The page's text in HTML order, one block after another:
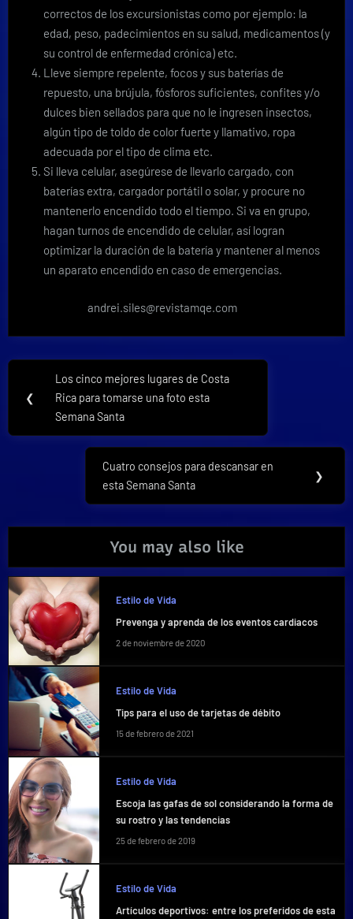
correctos de los excursionistas como por ejemplo: la
edad, peso, padecimientos en su salud, medicamentos (y
su control de enfermedad crónica) etc.
Lleve siempre repelente, focos y sus baterías de
repuesto, una brújula, fósforos suficientes, confites y/o
dulces bien sellados para que no le ingresen insectos,
algún tipo de toldo de color fuerte y llamativo, ropa
adecuada por el tipo de clima etc.
Si lleva celular, asegúrese de llevarlo cargado, con
baterías extra, cargador portátil o solar, y procure no
mantenerlo encendido todo el tiempo. Si va en grupo,
hagan turnos de encendido de celular, así logran
optimizar la duración de la batería y mantener al menos
un aparato encendido en caso de emergencias.
andrei.siles@revistamqe.com
Navegación
de
entradas
❮
Previous
Post:
Los cinco mejores lugares de Costa
Rica para tomarse una foto esta
Semana Santa
Next
Post:
Cuatro consejos para descansar en
esta Semana Santa
❯
You may also like
Estilo de Vida
Prevenga y aprenda de los eventos cardiacos
2 de noviembre de 2020
Estilo de Vida
Tips para el uso de tarjetas de débito
15 de febrero de 2021
Estilo de Vida
Escoja las gafas de sol considerando la forma de
su rostro y las tendencias
25 de febrero de 2019
Estilo de Vida
Artículos deportivos: entre los preferidos de esta